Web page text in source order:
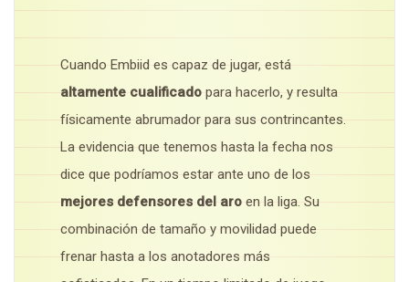
Cuando Embiid es capaz de jugar, está
altamente cualificado para hacerlo, y resulta
físicamente abrumador para sus contrincantes.
La evidencia que tenemos hasta la fecha nos
dice que podríamos estar ante uno de los
mejores defensores del aro en la liga. Su
combinación de tamaño y movilidad puede
frenar hasta a los anotadores más